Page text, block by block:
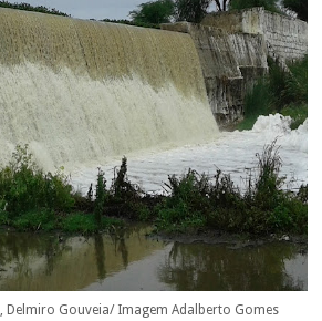
Delmiro Gouveia/ Imagem Adalberto Gomes